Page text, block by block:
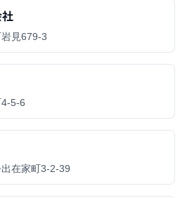
見679-3
5-6
在家町3-2-39